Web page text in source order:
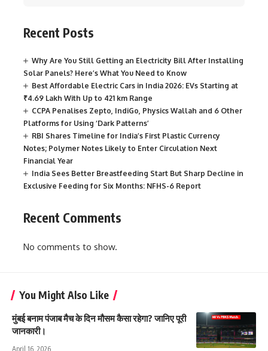
Recent Posts
Why Are You Still Getting an Electricity Bill After Installing
Solar Panels? Here’s What You Need to Know
Best Affordable Electric Cars in India 2026: EVs Starting at
₹4.69 Lakh With Up to 421 km Range
CCPA Penalises Zepto, IndiGo, Physics Wallah and 6 Other
Platforms for Using ‘Dark Patterns’
RBI Shares Timeline for India’s First Plastic Currency
Notes; Polymer Notes Likely to Enter Circulation Next
Financial Year
India Sees Better Breastfeeding Start But Sharp Decline in
Exclusive Feeding for Six Months: NFHS-6 Report
Recent Comments
No comments to show.
You Might Also Like
मुंबई बनाम पंजाब मैच के दिन मौसम कैसा रहेगा? जानिए पूरी
जानकारी।
April 16, 2026